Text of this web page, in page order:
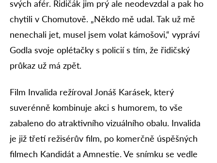
svých afér. Řidičák jim prý ale neodevzdal a pak ho
chytili v Chomutově. „Někdo mě udal. Tak už mě
nenechali jet, musel jsem volat kámošovi,“ vypráví
Godla svoje oplétačky s policií s tím, že řidičský
průkaz už má zpět.
Film Invalida režíroval Jonáš Karásek, který
suverénně kombinuje akci s humorem, to vše
zabaleno do atraktivního vizuálního obalu. Invalida
je již třetí režisérův film, po komerčně úspěšných
filmech Kandidát a Amnestie. Ve snímku se vedle